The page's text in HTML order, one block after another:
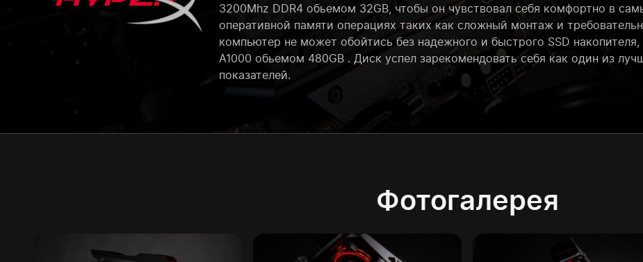
3200Mhz DDR4 обьемом 32GB, чтобы он чувствовал себя комфортно в
оперативной памяти операциях таких как сложный монтаж и
компьютер не может обойтись без надежного и быстрого SSD
A1000 обьемом 480GB . Диск успел зарекомендовать себя как один из
показателей.
Фотогалерея